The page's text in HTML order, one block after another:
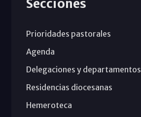
Secciones
Prioridades pastorales
Agenda
Delegaciones y departamentos
Residencias diocesanas
Hemeroteca